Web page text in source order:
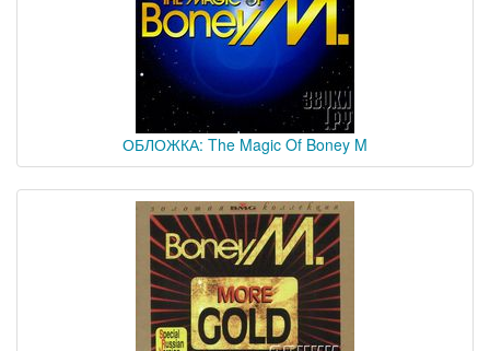
ОБЛОЖКА: The Magic Of Boney M